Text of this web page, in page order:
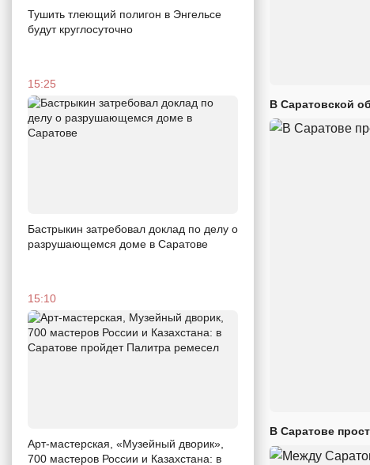
Тушить тлеющий полигон в Энгельсе
будут круглосуточно
15:25
Бастрыкин затребовал доклад по делу о
разрушающемся доме в Саратове
15:10
Арт-мастерская, «Музейный дворик»,
700 мастеров России и Казахстана: в
В Саратовской
В Саратове